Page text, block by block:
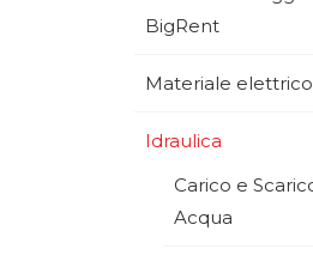
BigRent
Materiale elettrico
Idraulica
Carico e
Acqua